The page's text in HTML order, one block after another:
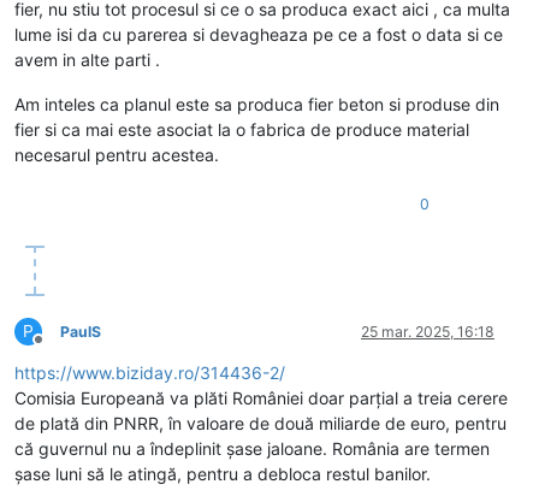
fier, nu stiu tot procesul si ce o sa produca exact aici , ca multa
lume isi da cu parerea si devagheaza pe ce a fost o data si ce
avem in alte parti .
Am inteles ca planul este sa produca fier beton si produse din
fier si ca mai este asociat la o fabrica de produce material
necesarul pentru acestea.
0
P
Deconectat
PaulS 25 mar. 2025, 16:18
https://www.biziday.ro/314436-2/
Comisia Europeană va plăti României doar parțial a treia cerere
de plată din PNRR, în valoare de două miliarde de euro, pentru
că guvernul nu a îndeplinit șase jaloane. România are termen
șase luni să le atingă, pentru a debloca restul banilor.